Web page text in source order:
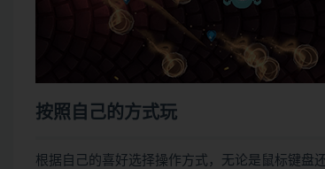
按照自己的方式玩
根据自己的喜好选择操作方式，无论是鼠标键盘